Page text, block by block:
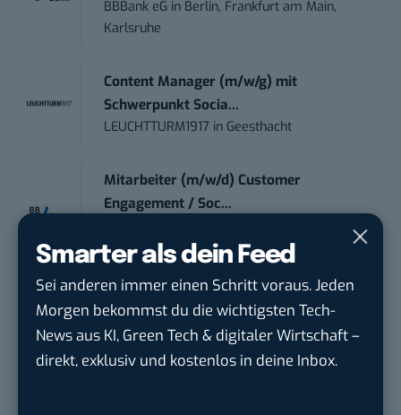
Smarter als dein Feed
Sei anderen immer einen Schritt voraus. Jeden
Morgen bekommst du die wichtigsten Tech-
News aus KI, Green Tech & digitaler Wirtschaft –
direkt, exklusiv und kostenlos in deine Inbox.
BBBank eG in Berlin, Frankfurt am Main,
Karlsruhe
Content Manager (m/w/g) mit
Schwerpunkt Socia...
LEUCHTTURM1917 in Geesthacht
Mitarbeiter (m/w/d) Customer
Engagement / Soc...
Karlsruhe
Marketing Specialist – AI & Content
FEINMETALL GmbHinHerrenberg bei
Stuttgart